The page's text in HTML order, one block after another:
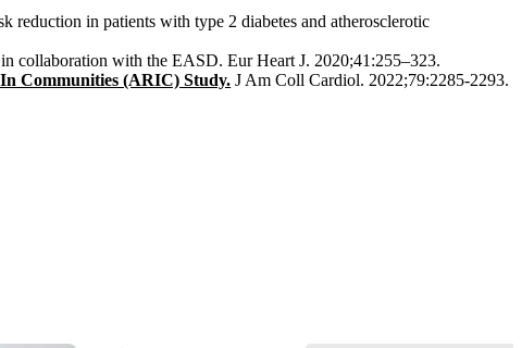
in patients with type 2 diabetes and atherosclerotic
collaboration with the EASD. Eur Heart J. 2020;41:255–323.
Communities (ARIC) Study. J Am Coll Cardiol. 2022;79:2285-2293.